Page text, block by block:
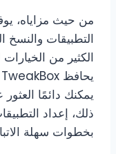
التطبيقات
الكثير من الخيارات
يمكنك دائمًا
بخطوات سهلة